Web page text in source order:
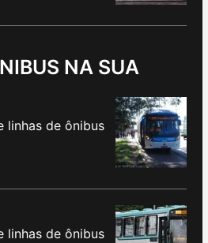
NA SUA
linhas de ônibus
linhas de ônibus